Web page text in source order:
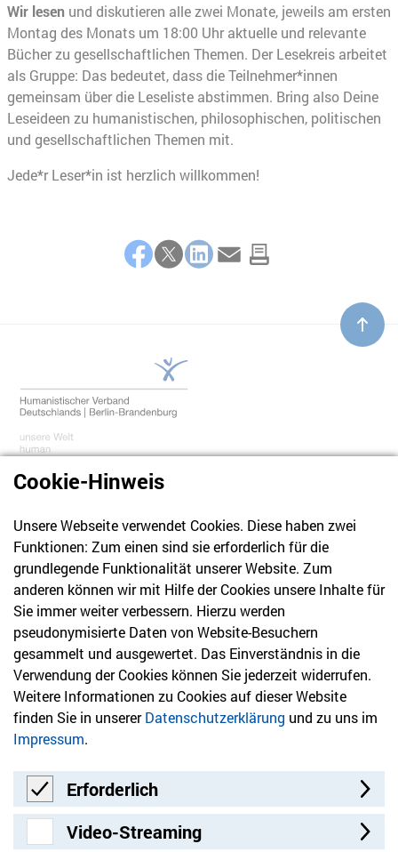
Wir lesen und diskutieren alle zwei Monate, jeweils am ersten
Montag des Monats um 18:00 Uhr aktuelle und relevante
Bücher zu gesellschaftlichen Themen. Der Lesekreis arbeitet
als Gruppe: Das bedeutet, dass die Teilnehmer*innen
gemeinsam über die Leseliste abstimmen. Bring also Deine
Leseideen zu humanistischen, philosophischen, politischen
und gesellschaftlichen Themen mit.
Jede*r Leser*in ist herzlich willkommen!
030 61 39 04 10
info@hvd-bb.de
Newsletter
Bleiben Sie mit unserem Newsletter auf dem aktuellsten
Stand mit Themen, die Sie interessieren.
Jetzt anmelden
Cookie-Hinweis
Unsere Webseite verwendet Cookies. Diese haben zwei
Funktionen: Zum einen sind sie erforderlich für die
grundlegende Funktionalität unserer Website. Zum
anderen können wir mit Hilfe der Cookies unsere Inhalte für
Sie immer weiter verbessern. Hierzu werden
pseudonymisierte Daten von Website-Besuchern
gesammelt und ausgewertet. Das Einverständnis in die
Verwendung der Cookies können Sie jederzeit widerrufen.
Weitere Informationen zu Cookies auf dieser Website
finden Sie in unsererDatenschutzerklärung und zu uns im
Impressum.
Erforderlich
Erforderlich
Video-Streaming